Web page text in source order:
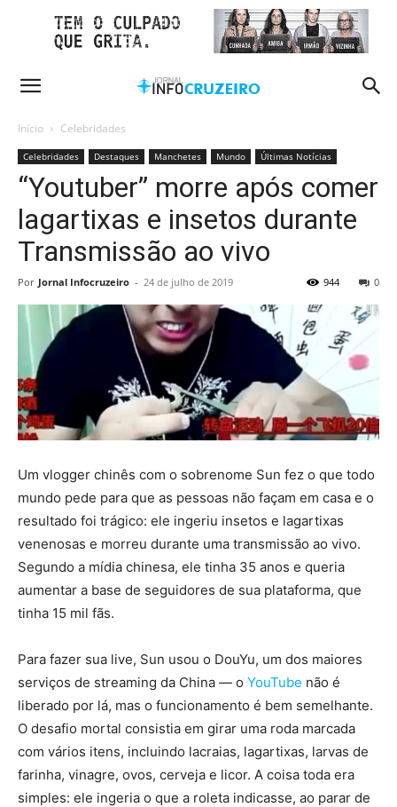
Início Celebridades
Celebridades Destaques Manchetes Mundo Últimas Notícias
“Youtuber” morre após comer
lagartixas e insetos durante
Transmissão ao vivo
Por Jornal Infocruzeiro - 24 de julho de 2019 0
944
Um vlogger chinês com o sobrenome Sun fez o que todo
mundo pede para que as pessoas não façam em casa e o
resultado foi trágico: ele ingeriu insetos e lagartixas
venenosas e morreu durante uma transmissão ao vivo.
Segundo a mídia chinesa, ele tinha 35 anos e queria
aumentar a base de seguidores de sua plataforma, que
tinha 15 mil fãs.
Para fazer sua live, Sun usou o DouYu, um dos maiores
serviços de streaming da China — o YouTube não é
liberado por lá, mas o funcionamento é bem semelhante.
O desafio mortal consistia em girar uma roda marcada
com vários itens, incluindo lacraias, lagartixas, larvas de
farinha, vinagre, ovos, cerveja e licor. A coisa toda era
simples: ele ingeria o que a roleta indicasse, ao parar de